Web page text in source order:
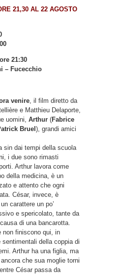
21,30 AL 22 AGOSTO
21:30
– Fucecchio
venire , il film diretto da
e Matthieu Delaporte,
uomini, Arthur (Fabrice
Bruel), grandi amici
sin dai tempi della scuola
i due sono rimasti
Arthur lavora come
della medicina, è un
e attento che ogni
César, invece, è
carattere un po’
e spericolato, tante da
di una bancarotta.
non finiscono qui, in
della coppia di
Arthur ha una figlia, ma
che sua moglie torni
César passa da